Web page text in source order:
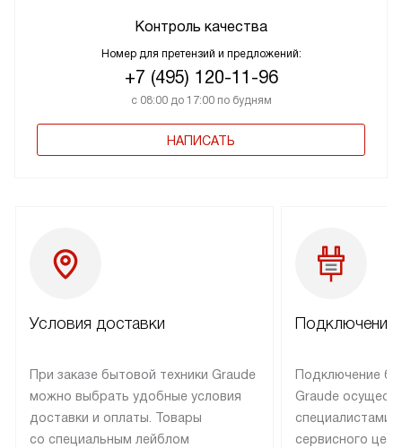
Контроль качества
Номер для претензий и предложений:
+7 (495) 120-11-96
с 08:00 до 17:00 по будням
НАПИСАТЬ
Условия доставки
При заказе бытовой техники Graude
можно выбрать удобные условия
доставки и оплаты. Товары
со специальным лейблом
Подключение
Подключение
Graude
специалистами
сервисного